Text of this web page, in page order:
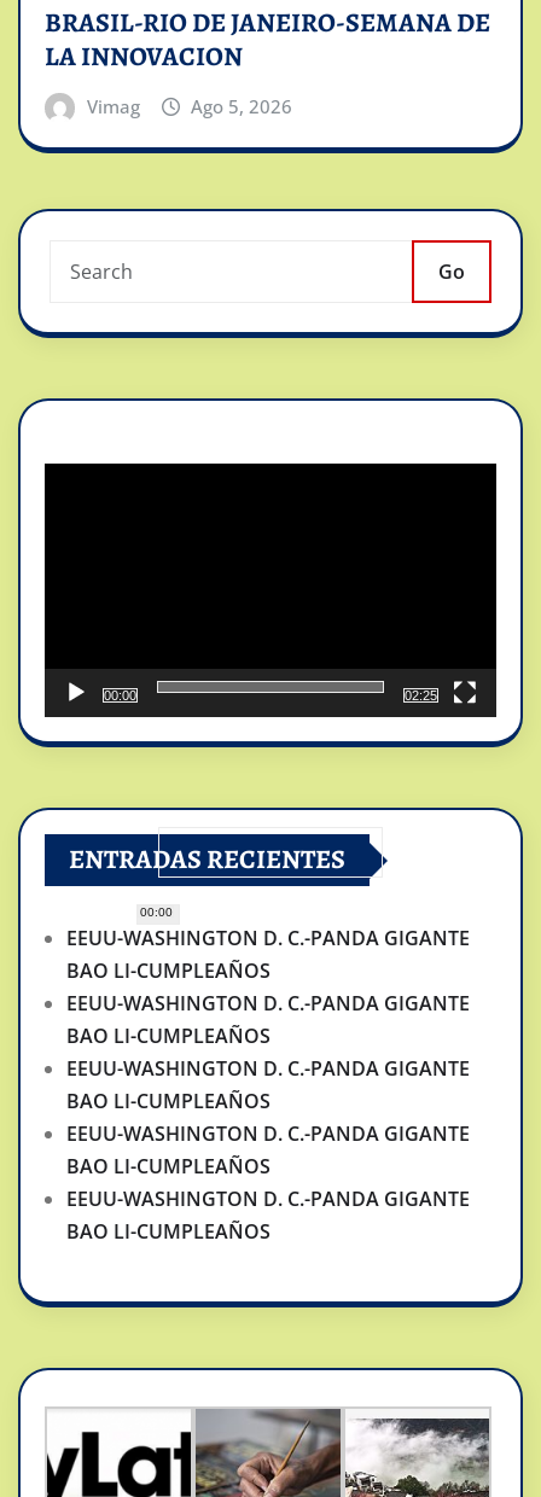
BRASIL-RIO DE JANEIRO-SEMANA DE
LA INNOVACION
Vimag Ago 5, 2026
Go
00:00
00:00
02:25
ENTRADAS RECIENTES
EEUU-WASHINGTON D. C.-PANDA GIGANTE
BAO LI-CUMPLEAÑOS
EEUU-WASHINGTON D. C.-PANDA GIGANTE
BAO LI-CUMPLEAÑOS
EEUU-WASHINGTON D. C.-PANDA GIGANTE
BAO LI-CUMPLEAÑOS
EEUU-WASHINGTON D. C.-PANDA GIGANTE
BAO LI-CUMPLEAÑOS
EEUU-WASHINGTON D. C.-PANDA GIGANTE
BAO LI-CUMPLEAÑOS